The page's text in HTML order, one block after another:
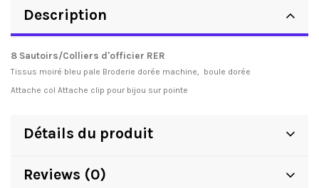
Description
8 Sautoirs/Colliers d'officier RER
Tissus moiré bleu pale Broderie dorée machine, boule dorée
Attache col Attache clip pour bijou sur pointe
Détails du produit
Reviews (0)